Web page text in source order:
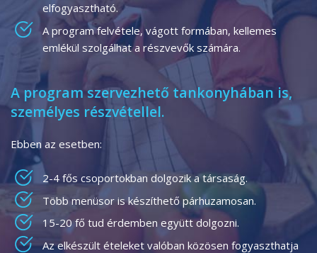
elfogyasztható.
A program felvétele, vágott formában, kellemes
emlékül szolgálhat a részvevők számára.
A program szervezhető tankonyhában is,
személyes részvétellel.
Ebben az esetben:
2-4 fős csoportokban dolgozik a társaság.
Több menüsor is készíthető párhuzamosan.
15-20 fő tud érdemben együtt dolgozni.
Az elkészült ételeket valóban közösen fogyaszthatja